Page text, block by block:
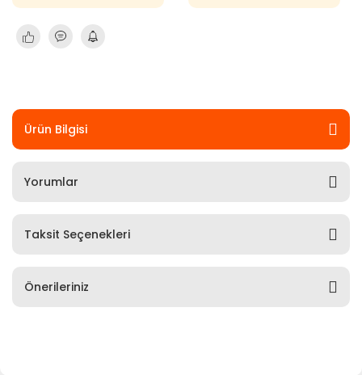
Ürün Bilgisi
Yorumlar
Taksit Seçenekleri
Önerileriniz